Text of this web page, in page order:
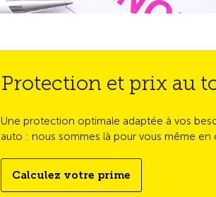
Protection et prix au
Une protection optimale adaptée à vos
auto : nous sommes là pour vous même en
Calculez votre prime